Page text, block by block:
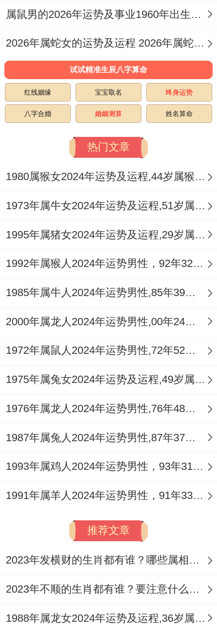
聊聊心里话，那感觉真是太棒啦！
2025年对于 17 岁生肖猪来说虽有坎坷，但
约莫随身佩戴祥安阁财路联吉吊坠、化解也
许有的不利因素...
要知道 -运势这只东西;说不准,咱不怕,稳稳
当向前冲 - 美好将来在招手！
属鼠男的2026年运势及事业1960年出生的命运 属鼠男的2026婚姻
2026年属蛇女的运势及运程 2026年属蛇女全年运势及运程
试试精准生辰八字算命
红线姻缘 宝宝取名 终身运势
八字合婚 婚姻测算 姓名算命
热门文章
1980属猴女2024年运势及运程,44岁属猴人2024全年每月运势女性如何
1973年属牛女2024年运势及运程,51岁属牛人2024全年每月运势女性如何
1995年属猪女2024年运势及运程,29岁属猪人2024全年每月运势女性如何
1992年属猴人2024年运势男性，92年32岁属猴男2024年每月运程怎么样
1985年属牛人2024年运势男性,85年39岁属牛男2024年每月运程怎么样
2000年属龙人2024年运势男性,00年24岁属龙男2024年每月运程怎么样
1972年属鼠人2024年运势男性,72年52岁属鼠男2024年每月运程怎么样
1975年属兔女2024年运势及运程,49岁属兔人2024全年每月运势女性如何
1976年属龙人2024年运势男性,76年48岁属龙男2024年每月运程怎么样
1987年属兔人2024年运势男性,87年37岁属兔男2024年每月运程怎么样
1993年属鸡人2024年运势男性，93年31岁属鸡男2024年每月运程怎么样
1991年属羊人2024年运势男性，91年33岁属羊男2024年每月运程怎么样
推荐文章
2023年发横财的生肖都有谁？哪些属相财运旺盛？
2023年不顺的生肖都有谁？要注意什么呢？
1988年属龙女2024年运势及运程,36岁属龙人2024全年每月运势女性如何